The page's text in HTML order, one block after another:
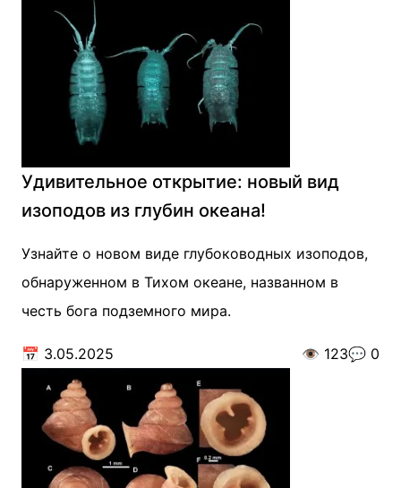
Удивительное открытие: новый вид
изоподов из глубин океана!
Узнайте о новом виде глубоководных изоподов,
обнаруженном в Тихом океане, названном в
честь бога подземного мира.
📅 3.05.2025 👁️ 123💬 0